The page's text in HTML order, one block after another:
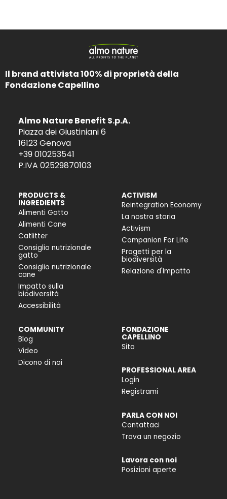
Il brand attivista 100% di proprietà della
Fondazione Capellino
Almo Nature Benefit S.p.A.
Piazza dei Giustiniani 6
16123 Genova
+39 010253541
P.IVA 02529870103
PRODUCTS &
INGREDIENTS
Alimenti Gatto
Alimenti Cane
Catlitter
Consiglio nutrizionale
gatto
Consiglio nutrizionale
cane
Impatto sulla
biodiversità
Accessibilità
ACTIVISM
Reintegration Economy
La nostra storia
Activism
Companion For Life
Progetti per la
biodiversità
Relazione d'Impatto
COMMUNITY
Blog
Video
Dicono di noi
FONDAZIONE
CAPELLINO
Sito
PROFESSIONAL AREA
Login
Registrami
PARLA CON NOI
Contattaci
Trova un negozio
Lavora con noi
Posizioni aperte